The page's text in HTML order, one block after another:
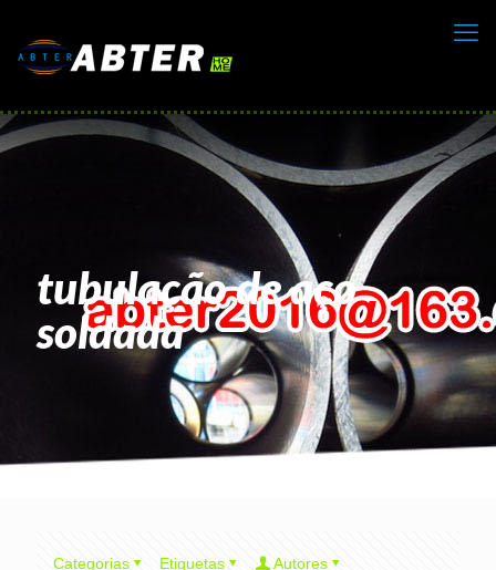
tubulação de aço
soldada
Categorias Etiquetas
Autores